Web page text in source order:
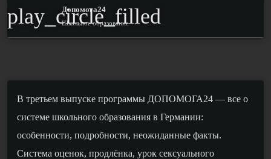
play_circle_filled
Допомога24
Школьное образование
В третьем выпуске программы ДОПОМОГА24 — все о
системе школьного образования в Германии:
особенности, подробности, неожиданные факты.
Система оценок, продлёнка, урок сексуального